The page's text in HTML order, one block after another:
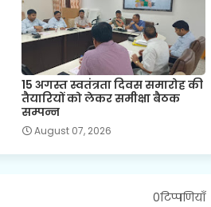
15 अगस्त स्वतंत्रता दिवस समारोह की
तैयारियों को लेकर समीक्षा बैठक
सम्पन्न
August 07, 2026
0टिप्पणियाँ